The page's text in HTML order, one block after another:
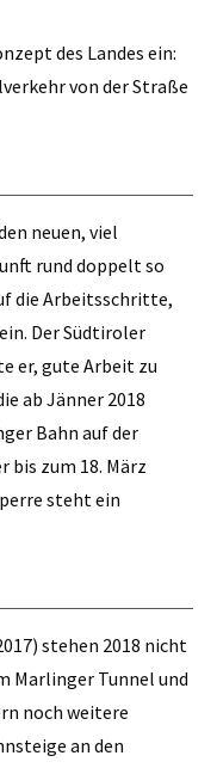
des Landes ein:
von der Straße
neuen, viel
rund doppelt so
die Arbeitsschritte,
Der Südtiroler
er, gute Arbeit zu
ab Jänner 2018
Bahn auf der
bis zum 18. März
steht ein
stehen 2018 nicht
Marlinger Tunnel und
noch weitere
an den